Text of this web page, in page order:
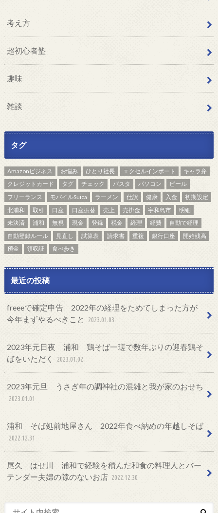
考え方
超初心者塾
趣味
雑談
タグ
Amazonビジネス お悩み ひとり社長 エクセルインポート
キャラ弁
クレジットカード
タグ チェック パスタ パソコン
ビール
フリーランス
モバイルSuica ラーメン 仕訳 健康 入金
初期設定
北浦和
取引 口座 口座振替 売上 売掛金 宇和島市
明細
未決済
浦和 無視 現金 登録 税金 経理 経費
自動で経理
自動登録ルール
見直し 試算表 請求書 重複 銀行口座
開始残高
預金
領収証 食べ歩き
最近の投稿
freeeで確定申告 2022年の経理をためてしまった方が
今年まずやるべきこと
2023.01.03
2023年元日夜 浦和 鶏そば一瑳で数年ぶりの迎春鶏そ
ばをいただく
2023.01.02
2023年元旦 うさぎ年の調神社の混雑と我が家のおせち
2023.01.01
浦和 そば処前地屋さん 2022年食べ納めの年越しそば
2022.12.31
尾久 はせ川 浦和で経験を積んだ和食の料理人とバー
テンダー夫婦の隙のないお店 2022.12.30